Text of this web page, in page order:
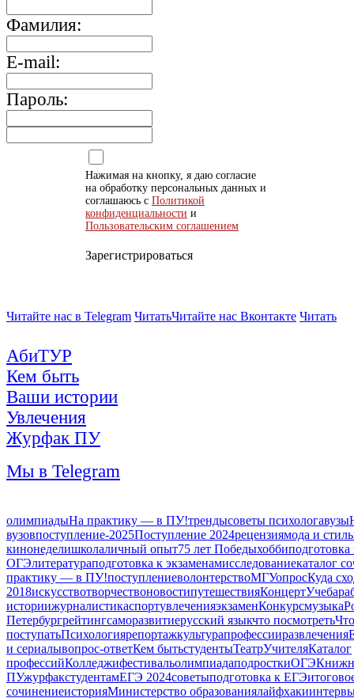
Фамилия:
E-mail:
Пароль:
Нажимая на кнопку, я даю согласие
на обработку персональных данных и
соглашаюсь с Политикой
конфиденциальности и
Пользовательским соглашением
Зарегистрироваться
Читайте нас в Telegram ЧитатьЧитайте нас Вконтакте Читать
АбиТУР
Кем быть
Ваши истории
Увлечения
Журфак ПУ
Мы в Telegram
олимпиадыНа практику — в ПУ!трендысоветы психологавузы
вузовпоступление-2025Поступление 2024рецензиямода и стиль
кинонеделишколаличный опыт75 лет Победыхоббиподготовка
ОГЭлитератураподготовка к экзаменамисследованиекаталог
практику — в ПУ!поступлениеволонтерствоМГУопросКуда
2018искусствотворчествоновостипутешествияКонцертУчеба
историижурналистикаспортувлеченияэкзаменКонкурсмузыка
Петербургрейтингсаморазвитиерусский языкчто посмотреть
поступатьПсихологиярепортажкультурапрофессииразвлечения
и сериалывопрос-ответКем бытьстудентыТеатрУчителяКаталог
профессийКолледжифестивальолимпиадаподросткиОГЭ
ПУжурфакстудентамЕГЭ 2024советыподготовка к ЕГЭ
сочинениеисторияМинистерство образованиялайфхаки